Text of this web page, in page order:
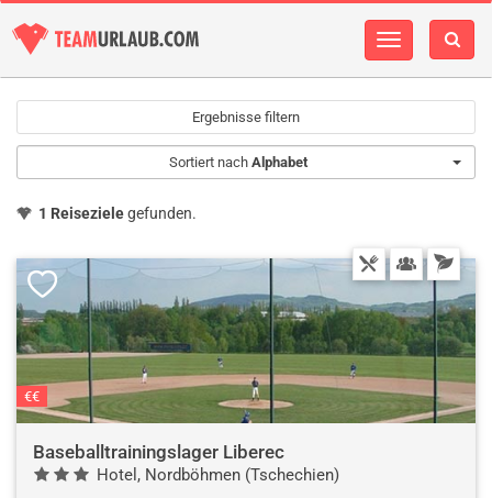
Navigation
Ergebnisse filtern
Sortiert nach Alphabet
1 Reisezielegefunden.
€€
Baseballtrainingslager Liberec
Hotel, Nordböhmen (Tschechien)